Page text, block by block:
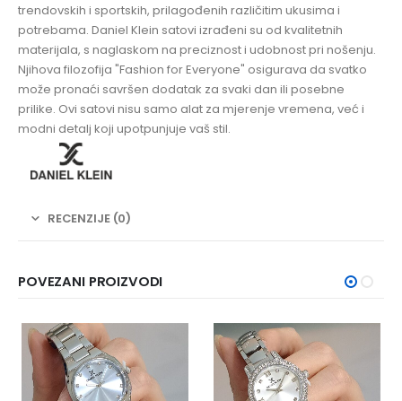
trendovskih i sportskih, prilagođenih različitim ukusima i
potrebama. Daniel Klein satovi izrađeni su od kvalitetnih
materijala, s naglaskom na preciznost i udobnost pri nošenju.
Njihova filozofija "Fashion for Everyone" osigurava da svatko
može pronaći savršen dodatak za svaki dan ili posebne
prilike. Ovi satovi nisu samo alat za mjerenje vremena, već i
modni detalj koji upotpunjuje vaš stil.
RECENZIJE (0)
POVEZANI PROIZVODI